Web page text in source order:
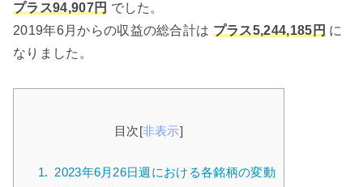
プラス94,907円 でした。
2019年6月からの収益の総合計は プラス5,244,185円に
なりました。
目次[非表示]
1. 2023年6月26日週における各銘柄の変動